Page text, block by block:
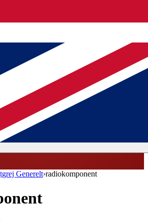
Generelt›radiokomponent